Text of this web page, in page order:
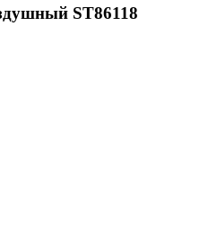
ST86118